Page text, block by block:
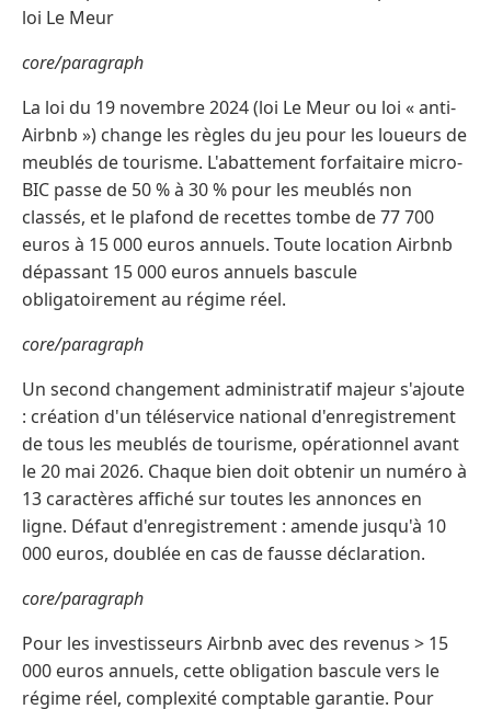
loi Le Meur
core/paragraph
La loi du 19 novembre 2024 (loi Le Meur ou loi « anti-
Airbnb ») change les règles du jeu pour les loueurs de
meublés de tourisme. L'abattement forfaitaire micro-
BIC passe de 50 % à 30 % pour les meublés non
classés, et le plafond de recettes tombe de 77 700
euros à 15 000 euros annuels. Toute location Airbnb
dépassant 15 000 euros annuels bascule
obligatoirement au régime réel.
core/paragraph
Un second changement administratif majeur s'ajoute
: création d'un téléservice national d'enregistrement
de tous les meublés de tourisme, opérationnel avant
le 20 mai 2026. Chaque bien doit obtenir un numéro à
13 caractères affiché sur toutes les annonces en
ligne. Défaut d'enregistrement : amende jusqu'à 10
000 euros, doublée en cas de fausse déclaration.
core/paragraph
Pour les investisseurs Airbnb avec des revenus > 15
000 euros annuels, cette obligation bascule vers le
régime réel, complexité comptable garantie. Pour